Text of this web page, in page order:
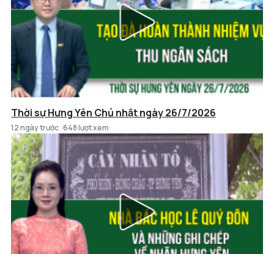
Thời sự Hưng Yên Chủ nhật ngày 26/7/2026
12 ngày trước 648 lượt xem